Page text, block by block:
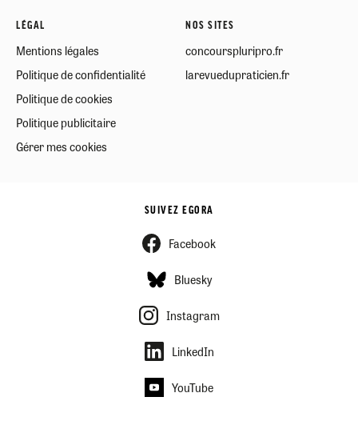
LÉGAL
Mentions légales
Politique de confidentialité
Politique de cookies
Politique publicitaire
Gérer mes cookies
NOS SITES
concourspluripro.fr
larevuedupraticien.fr
SUIVEZ EGORA
Facebook
Bluesky
Instagram
LinkedIn
YouTube